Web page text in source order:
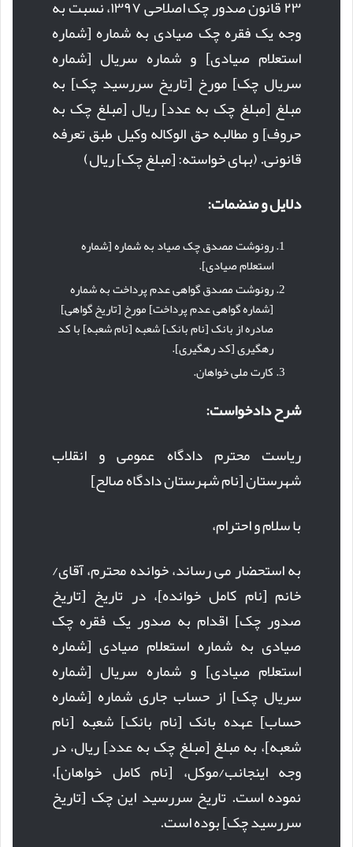
۲۳ قانون صدور چک اصلاحی ۱۳۹۷، نسبت به
وجه یک فقره چک صیادی به شماره [شماره
استعلام صیادی] و شماره سریال [شماره
سریال چک] مورخ [تاریخ سررسید چک] به
مبلغ [مبلغ چک به عدد] ریال [مبلغ چک به
حروف] و مطالبه حق الوکاله وکیل طبق تعرفه
قانونی. (بهای خواسته: [مبلغ چک] ریال)
دلایل و منضمات:
رونوشت مصدق چک صیاد به شماره [شماره
استعلام صیادی].
رونوشت مصدق گواهی عدم پرداخت به شماره
[شماره گواهی عدم پرداخت] مورخ [تاریخ گواهی]
صادره از بانک [نام بانک] شعبه [نام شعبه] با کد
رهگیری [کد رهگیری].
کارت ملی خواهان.
شرح دادخواست:
ریاست محترم دادگاه عمومی و انقلاب
شهرستان [نام شهرستان دادگاه صالح]
با سلام و احترام،
به استحضار می رساند، خوانده محترم، آقای/
خانم [نام کامل خوانده]، در تاریخ [تاریخ
صدور چک] اقدام به صدور یک فقره چک
صیادی به شماره استعلام صیادی [شماره
استعلام صیادی] و شماره سریال [شماره
سریال چک] از حساب جاری شماره [شماره
حساب] عهده بانک [نام بانک] شعبه [نام
شعبه]، به مبلغ [مبلغ چک به عدد] ریال، در
وجه اینجانب/موکل، [نام کامل خواهان]،
نموده است. تاریخ سررسید این چک [تاریخ
سررسید چک] بوده است.